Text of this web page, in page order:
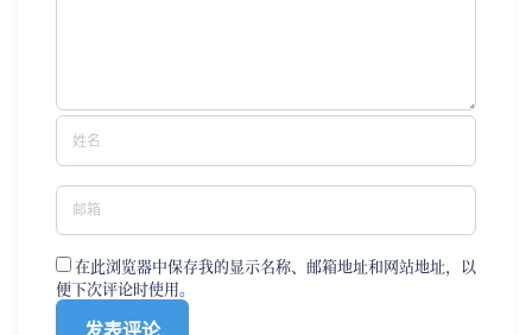
在此浏览器中保存我的显示名称、邮箱地址和网站地址，以
便下次评论时使用。